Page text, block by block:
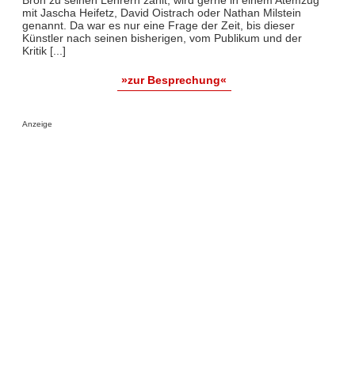
mit Jascha Heifetz, David Oistrach oder Nathan Milstein
genannt. Da war es nur eine Frage der Zeit, bis dieser
Künstler nach seinen bisherigen, vom Publikum und der
Kritik [...]
»zur Besprechung«
Anzeige